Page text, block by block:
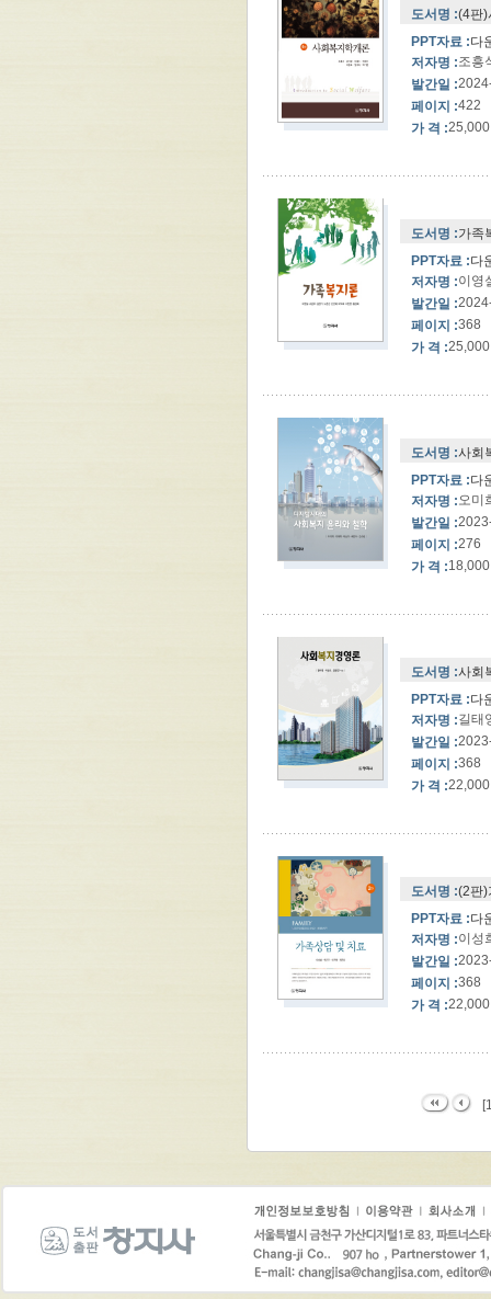
도서명 :(4판)
PPT자료 :다
저자명 :조흥
발간일 :
페이지 :422
가 격 :25,000
도서명 :가족
PPT자료 :다
저자명 :이영
발간일 :
페이지 :368
가 격 :25,000
도서명 :사회
PPT자료 :다
저자명 :오미
발간일 :
페이지 :276
가 격 :18,000
도서명 :사회
PPT자료 :다
저자명 :길태
발간일 :
페이지 :368
가 격 :22,000
도서명 :(2판)
PPT자료 :다
저자명 :이성
발간일 :
페이지 :368
가 격 :22,000